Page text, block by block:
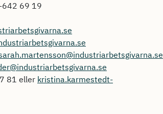
642 69 19
81 eller kristina.karmestedt-